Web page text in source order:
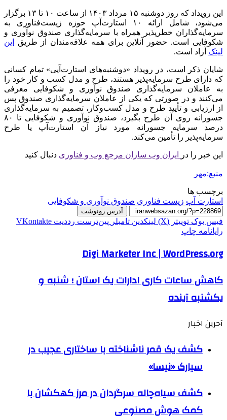
این رویداد که روز دوشنبه ۱۵ مرداد ۱۴۰۳ از ساعت ۱۰ تا ۱۳ برگزار
می‌شود، شامل ارائه ۱۰ استارت‌آپ حوزه زیست‌فناوری به
سرمایه‌گذاران خطرپذیر همراه با سرمایه‌گذاری صندوق نوآوری و
شکوفایی است. حضور آنلاین برای همه علاقه‌مندان از طریق
این
لینک آزاد است.
شایان ذکر است، در رویداد «دوشنبه‌های استارت‌آپی» تمام کسانی
که دارای طرح سرمایه‌پذیر هستند، طرح و مدل کسب و کار خود را
به عاملان سرمایه‌گذاری صندوق نوآوری و شکوفایی معرفی
می‌کنند و در صورتی که یکی از عاملان سرمایه‌گذاری صندوق پس
از ارزیابی و تأیید طرح و مدل کسب‌وکار، تصمیم به سرمایه‌گذاری
جسورانه روی آن طرح بگیرد، صندوق نوآوری و شکوفایی تا ۸۰
درصد سرمایه جسورانه مورد نیاز آن استارت‌آپ یا طرح
سرمایه‌پذیر را تأمین می‌کند.
این خبر را در ایران وب سازان مرجع وب و فناوری دنبال کنید
منبع:مهر
برچسب ها
استارت آپ زیست فناوری صندوق نوآوری و شکوفایی
آدرس رونوشت
فیس بوک توییتر (X) لینکدین ‫تامبلر ‫پین‌ترست ‫رددیت ‫VKontakte
رایانامه چاپ
Digi Marketer Inc | WordPress.org
کاهش ساعات کاری ادارات یک استان ؛ شنبه و
یکشنبه آینده
آحرین اخبار
کشف یک قمر ناشناخته با ساختاری عجیب در
سیارک «نیسا»
کشف سیاه‌چاله سرگردان در مرز کهکشان با
کمک هوش مصنوعی